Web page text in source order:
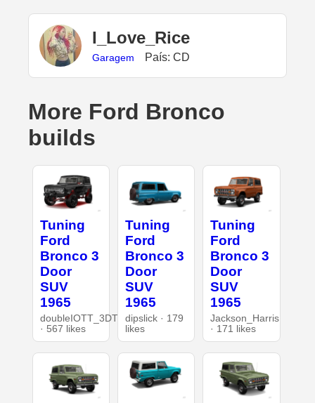
I_Love_Rice
Garagem País: CD
More Ford Bronco
builds
Tuning
Ford
Bronco 3
Door
SUV
1965
doubleIOTT_3DT
· 567 likes
Tuning
Ford
Bronco 3
Door
SUV
1965
dipslick · 179
likes
Tuning
Ford
Bronco 3
Door
SUV
1965
Jackson_Harris
· 171 likes